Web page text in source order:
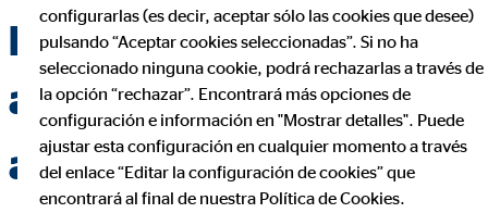
proteger
adecuadamente a tu
amigo de cuatro patas
configurarlas (es decir, aceptar sólo las cookies que desee)
pulsando “Aceptar cookies seleccionadas”. Si no ha
seleccionado ninguna cookie, podrá rechazarlas a través de
la opción “rechazar”. Encontrará más opciones de
configuración e información en "Mostrar detalles". Puede
ajustar esta configuración en cualquier momento a través
del enlace “Editar la configuración de cookies” que
encontrará al final de nuestra Política de Cookies.